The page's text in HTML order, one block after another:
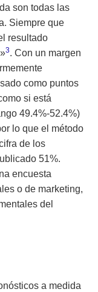
son todas las
Siempre que
resultado
3. Con un margen
como puntos
si está
49.4%-52.4%)
lo que el método
de los
51%.
encuesta
o de marketing,
del
a medida